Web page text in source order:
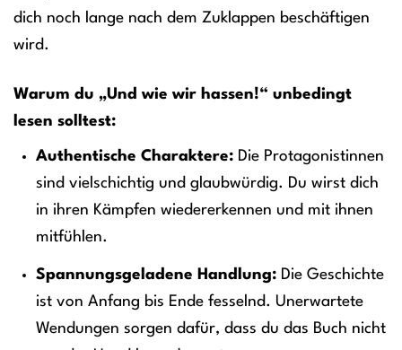
dich noch lange nach dem Zuklappen beschäftigen
wird.
Warum du „Und wie wir hassen!“ unbedingt
lesen solltest:
Authentische Charaktere:Die Protagonistinnen
sind vielschichtig und glaubwürdig. Du wirst dich
in ihren Kämpfen wiedererkennen und mit ihnen
mitfühlen.
Spannungsgeladene Handlung:Die Geschichte
ist von Anfang bis Ende fesselnd. Unerwartete
Wendungen sorgen dafür, dass du das Buch nicht